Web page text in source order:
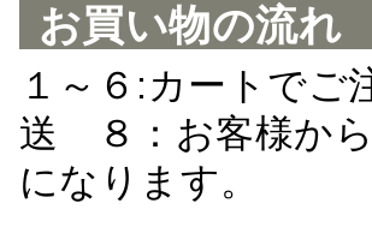
お買い物の流れ
１～６:カートで
送 ８：お客様か
になります。